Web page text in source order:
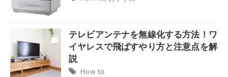
テレビアンテナを無線化する方法！ワ
イヤレスで飛ばすやり方と注意点を解
説
How to